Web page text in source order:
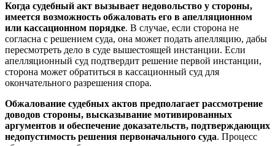
Когда судебный акт вызывает недовольство у стороны,
имеется возможность обжаловать его в апелляционном
или кассационном порядке. В случае, если сторона не
согласна с решением суда, она может подать апелляцию, дабы
пересмотреть дело в суде вышестоящей инстанции. Если
апелляционный суд подтвердит решение первой инстанции,
сторона может обратиться в кассационный суд для
окончательного разрешения спора.
Обжалование судебных актов предполагает рассмотрение
доводов стороны, высказывание мотивированных
аргументов и обеспечение доказательств, подтверждающих
недопустимость решения первоначального суда. Процесс